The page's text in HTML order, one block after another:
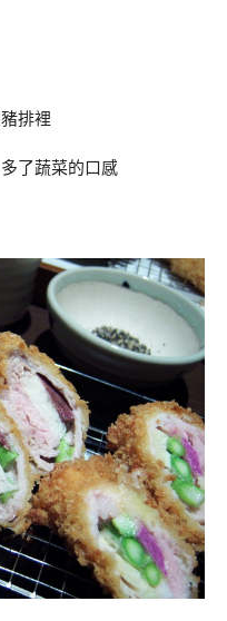
排裡
了蔬菜的口感